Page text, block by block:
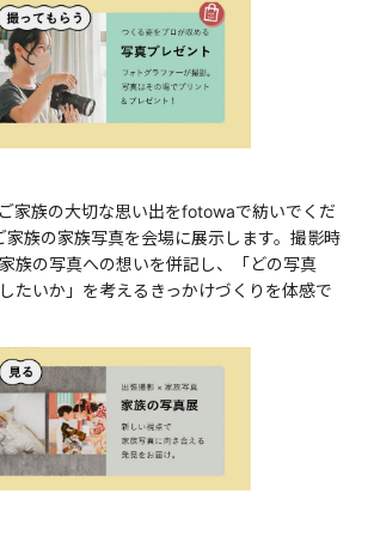
家族の大切な思い出をfotowaで紡いでくだ
家族の家族写真を会場に展示します。撮影時
族の写真への想いを併記し、「どの写真
たいか」を考えるきっかけづくりを体感で